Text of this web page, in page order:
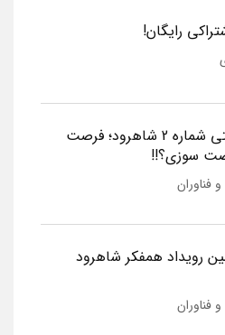
رایگان!
شهرک صنعتی شماره 2 شاهرود؛ فرصت
سوزی؟!!
فناوران
رویداد همفکر شاهرود
فناوران